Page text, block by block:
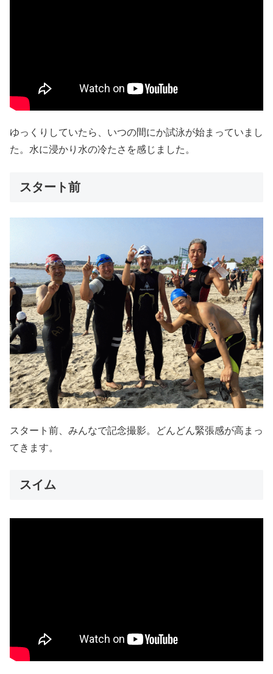
ゆっくりしていたら、いつの間にか試泳が始まっていまし
た。水に浸かり水の冷たさを感じました。
スタート前
スタート前、みんなで記念撮影。どんどん緊張感が高まっ
てきます。
スイム